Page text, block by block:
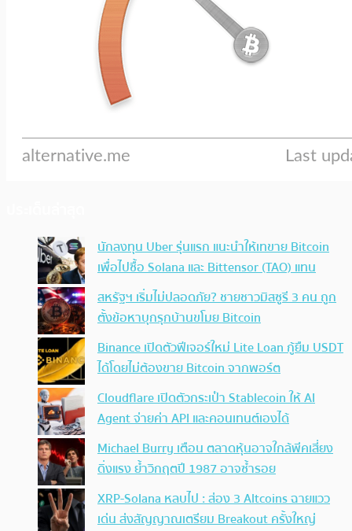
นักลงทุน Uber รุ่นแรก แนะนำให้เทขาย Bitcoin
เพื่อไปซื้อ Solana และ Bittensor (TAO) แทน
สหรัฐฯ เริ่มไม่ปลอดภัย? ชายชาวมิสซูรี 3 คน ถูก
ตั้งข้อหาบุกรุกบ้านขโมย Bitcoin
Binance เปิดตัวฟีเจอร์ใหม่ Lite Loan กู้ยืม USDT
ได้โดยไม่ต้องขาย Bitcoin จากพอร์ต
Cloudflare เปิดตัวกระเป๋า Stablecoin ให้ AI
Agent จ่ายค่า API และคอนเทนต์เองได้
Michael Burry เตือน ตลาดหุ้นอาจใกล้พีคเสี่ยง
ดิ่งแรง ย้ำวิกฤตปี 1987 อาจซ้ำรอย
XRP-Solana หลบไป : ส่อง 3 Altcoins ฉายแวว
เด่น ส่งสัญญาณเตรียม Breakout ครั้งใหญ่